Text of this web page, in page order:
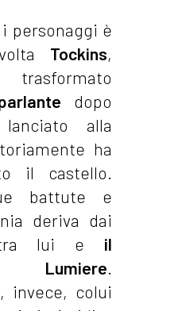
personaggi è
Tockins,
trasformato
dopo
lanciato alla
ha
il castello.
battute e
deriva dai
tra lui e il
Lumiere
invece, colui